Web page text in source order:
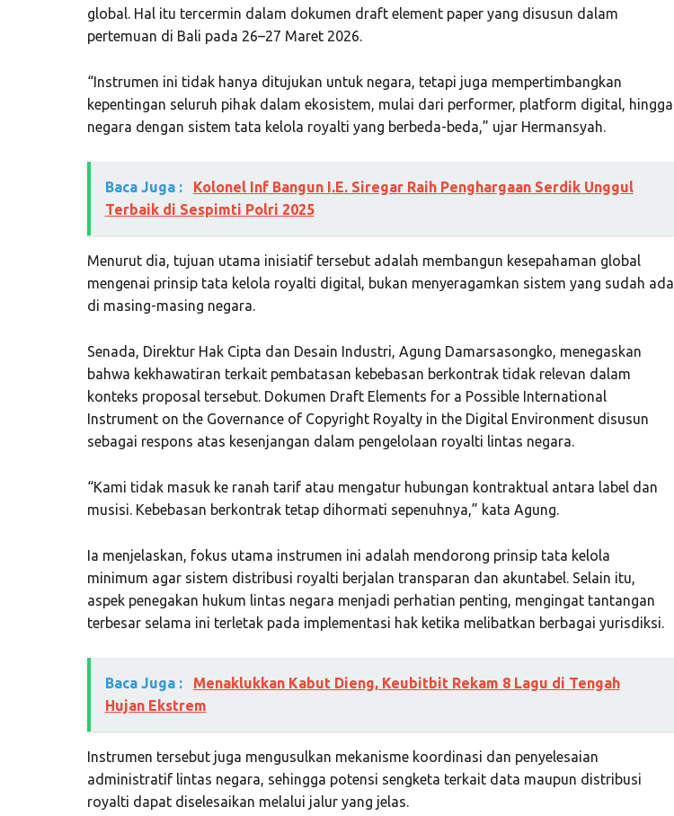
global. Hal itu tercermin dalam dokumen draft element paper yang disusun dalam
pertemuan di Bali pada 26–27 Maret 2026.
“Instrumen ini tidak hanya ditujukan untuk negara, tetapi juga mempertimbangkan
kepentingan seluruh pihak dalam ekosistem, mulai dari performer, platform digital, hingga
negara dengan sistem tata kelola royalti yang berbeda-beda,” ujar Hermansyah.
Baca Juga :
Kolonel Inf Bangun I.E. Siregar Raih Penghargaan Serdik Unggul
Terbaik di Sespimti Polri 2025
Menurut dia, tujuan utama inisiatif tersebut adalah membangun kesepahaman global
mengenai prinsip tata kelola royalti digital, bukan menyeragamkan sistem yang sudah ada
di masing-masing negara.
Senada, Direktur Hak Cipta dan Desain Industri, Agung Damarsasongko, menegaskan
bahwa kekhawatiran terkait pembatasan kebebasan berkontrak tidak relevan dalam
konteks proposal tersebut. Dokumen Draft Elements for a Possible International
Instrument on the Governance of Copyright Royalty in the Digital Environment disusun
sebagai respons atas kesenjangan dalam pengelolaan royalti lintas negara.
“Kami tidak masuk ke ranah tarif atau mengatur hubungan kontraktual antara label dan
musisi. Kebebasan berkontrak tetap dihormati sepenuhnya,” kata Agung.
Ia menjelaskan, fokus utama instrumen ini adalah mendorong prinsip tata kelola
minimum agar sistem distribusi royalti berjalan transparan dan akuntabel. Selain itu,
aspek penegakan hukum lintas negara menjadi perhatian penting, mengingat tantangan
terbesar selama ini terletak pada implementasi hak ketika melibatkan berbagai yurisdiksi.
Baca Juga :
Menaklukkan Kabut Dieng, Keubitbit Rekam 8 Lagu di Tengah
Hujan Ekstrem
Instrumen tersebut juga mengusulkan mekanisme koordinasi dan penyelesaian
administratif lintas negara, sehingga potensi sengketa terkait data maupun distribusi
royalti dapat diselesaikan melalui jalur yang jelas.